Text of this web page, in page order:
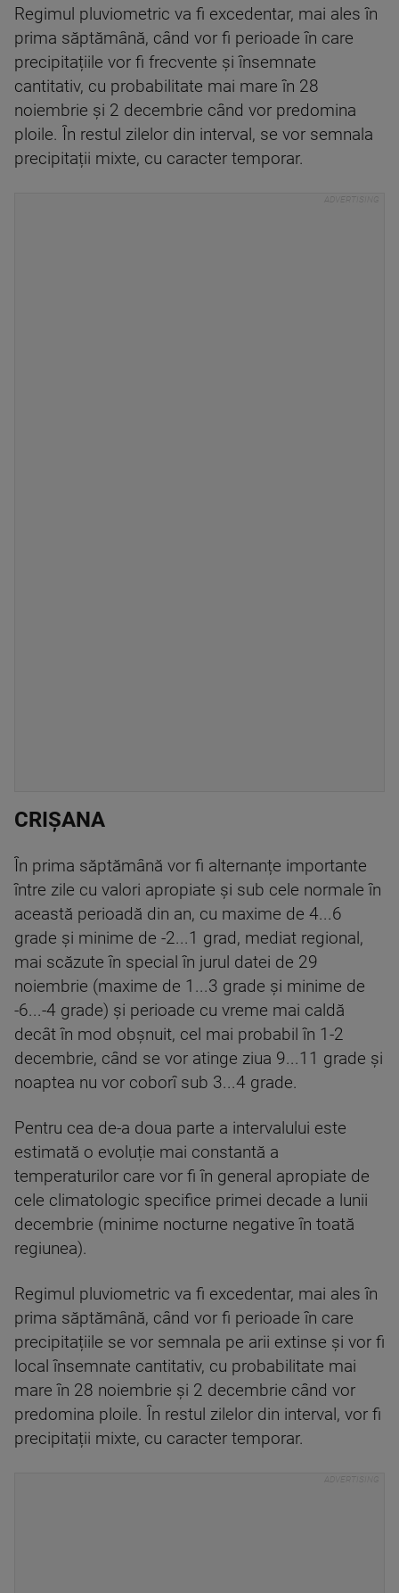
Regimul pluviometric va fi excedentar, mai ales în
prima săptămână, când vor fi perioade în care
precipitațiile vor fi frecvente și însemnate
cantitativ, cu probabilitate mai mare în 28
noiembrie și 2 decembrie când vor predomina
ploile. În restul zilelor din interval, se vor semnala
precipitații mixte, cu caracter temporar.
CRIȘANA
În prima săptămână vor fi alternanțe importante
între zile cu valori apropiate și sub cele normale în
această perioadă din an, cu maxime de 4...6
grade și minime de -2...1 grad, mediat regional,
mai scăzute în special în jurul datei de 29
noiembrie (maxime de 1...3 grade și minime de
-6...-4 grade) și perioade cu vreme mai caldă
decât în mod obșnuit, cel mai probabil în 1-2
decembrie, când se vor atinge ziua 9...11 grade și
noaptea nu vor coborî sub 3...4 grade.
Pentru cea de-a doua parte a intervalului este
estimată o evoluție mai constantă a
temperaturilor care vor fi în general apropiate de
cele climatologic specifice primei decade a lunii
decembrie (minime nocturne negative în toată
regiunea).
Regimul pluviometric va fi excedentar, mai ales în
prima săptămână, când vor fi perioade în care
precipitațiile se vor semnala pe arii extinse și vor fi
local însemnate cantitativ, cu probabilitate mai
mare în 28 noiembrie și 2 decembrie când vor
predomina ploile. În restul zilelor din interval, vor fi
precipitații mixte, cu caracter temporar.